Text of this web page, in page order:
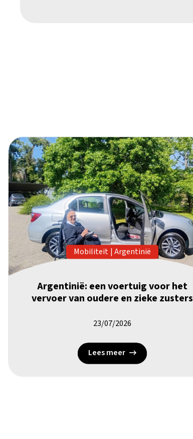
Mobiliteit | Argentinië
Argentinië: een voertuig voor het
vervoer van oudere en zieke zusters
23/07/2026
Lees meer